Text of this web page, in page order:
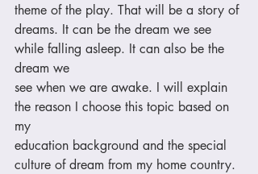
theme of the play. That will be a story of
dreams. It can be the dream we see
while falling asleep. It can also be the
dream we
see when we are awake. I will explain
the reason I choose this topic based on
my
education background and the special
culture of dream from my home country.